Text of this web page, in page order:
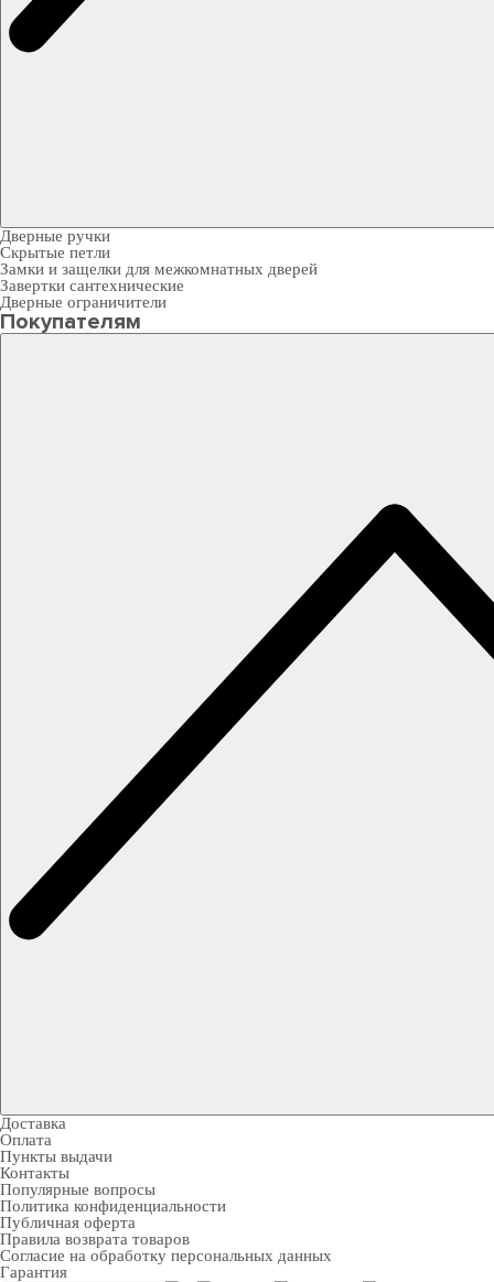
Дверные ручки
Скрытые петли
Замки и защелки для межкомнатных дверей
Завертки сантехнические
Дверные ограничители
Покупателям
Доставка
Оплата
Пункты выдачи
Контакты
Популярные вопросы
Политика конфиденциальности
Публичная оферта
Правила возврата товаров
Согласие на обработку персональных данных
Гарантия